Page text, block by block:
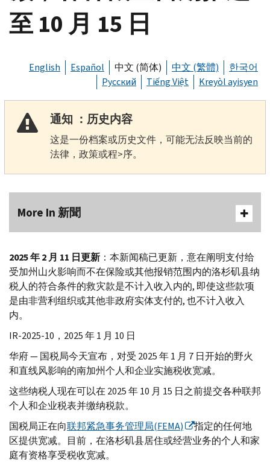
至 10 月 15 日
English Español 中文 (简体) 中文 (繁體)
한국어
Русский
Tiếng Việt Kreyòl ayisyen
通知 ：历史内容
这是一份档案或历史文件，可能无法反映当前的
法律，政策或程>序。
More In 新聞
2025 年 2 月 11 日更新 ：本新闻稿已更新，意在阐明支付给
受加州山火影响而不在保险或其他报销范围内的洛杉矶县纳
税人的符合条件的救灾款是不计入收入内的, 即使这些款项
是由非营利组织或其他非政府实体支付的, 也不计入收入
内。
IR-2025-10，2025 年 1 月 10 日
华府 — 国税局今天宣布，对受 2025 年 1 月 7 日开始的野火
和直线风影响的南加州个人和企业实施税收宽减。
这些纳税人现在可以在 2025 年 10 月 15 日之前提交各种联邦
个人和企业税表并缴纳税款。
国税局正在向联邦紧急事务管理局(FEMA)
指定的任何地
区提供宽减。目前，在洛杉矶县居住或经营业务的个人和家
庭有资格享受税收宽减。